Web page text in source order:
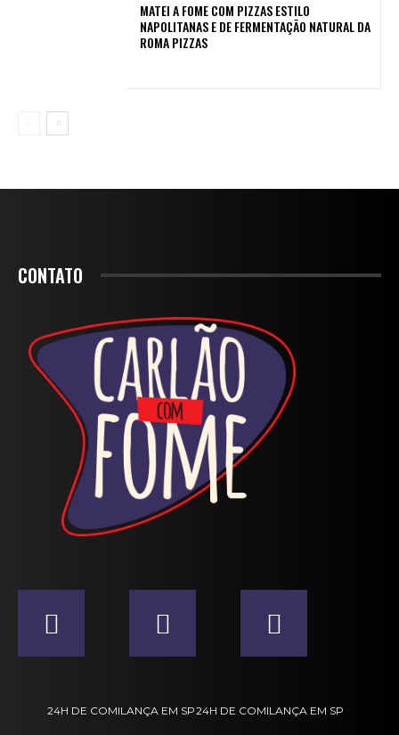
MATEI A FOME COM PIZZAS ESTILO
NAPOLITANAS E DE FERMENTAÇÃO NATURAL DA
ROMA PIZZAS
CONTATO
24H DE COMILANÇA EM SP24H DE COMILANÇA EM SP